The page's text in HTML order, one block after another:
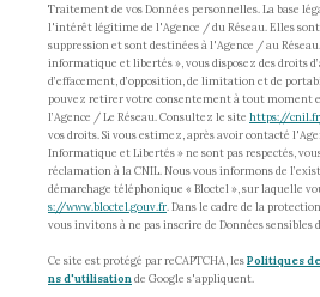
Traitement de vos Données personnelles. La base
l'intérêt légitime de l'Agence / du Réseau. Elles sont
suppression et sont destinées à l'Agence / au
informatique et libertés », vous disposez des droits
d’effacement, d’opposition, de limitation et de
pouvez retirer votre consentement à tout moment
l’Agence / Le Réseau. Consultez le site https://
vos droits. Si vous estimez, après avoir contacté
Informatique et Libertés » ne sont pas respectés,
réclamation à la CNIL. Nous vous informons de
démarchage téléphonique « Bloctel », sur laquelle
s://www.bloctel.gouv.fr . Dans le cadre de la
vous invitons à ne pas inscrire de Données sensibles
Ce site est protégé par reCAPTCHA, lesPolitiques
ns d'utilisation de Google s'appliquent.